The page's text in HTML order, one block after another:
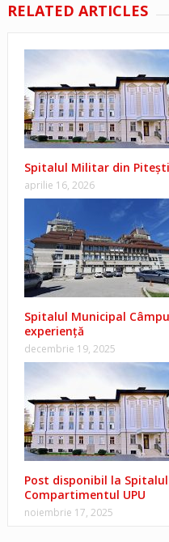
RELATED ARTICLES
Spitalul Militar din
aprilie 16, 2026
Spitalul Municipal
experiență
decembrie 19, 2025
Post disponibil la
Compartimentul UPU
noiembrie 17, 2025